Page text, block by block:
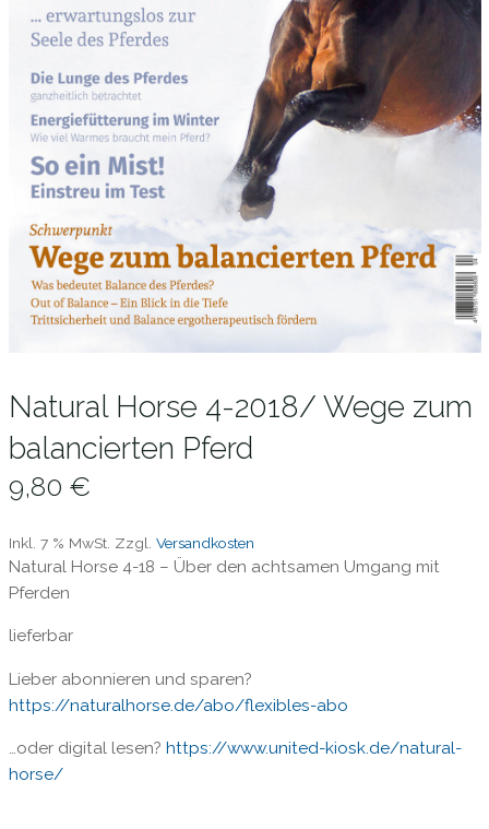
Natural Horse 4-2018/ Wege zum
balancierten Pferd
9,80 €
Inkl. 7 % MwSt. Zzgl. Versandkosten
Natural Horse 4-18 – Über den achtsamen Umgang mit
Pferden
lieferbar
Lieber abonnieren und sparen?
https://naturalhorse.de/abo/flexibles-abo
…oder digital lesen? https://www.united-kiosk.de/natural-
horse/